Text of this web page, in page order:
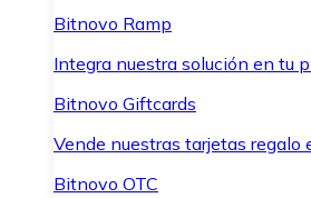
Bitnovo Ramp
Integra nuestra solución en tu
Bitnovo Giftcards
Vende nuestras tarjetas regalo
Bitnovo OTC